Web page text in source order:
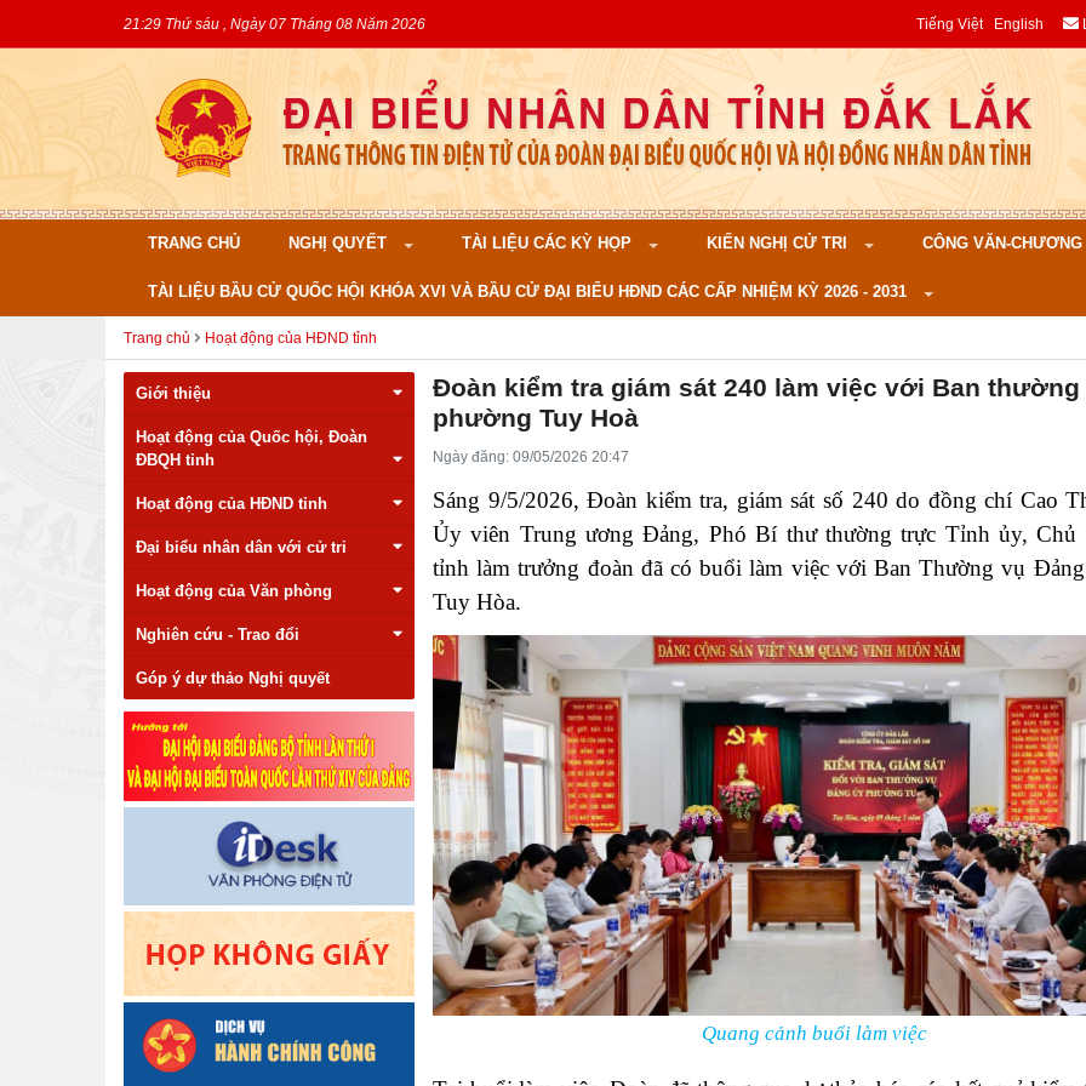
21:29 Thứ sáu , Ngày 07 Tháng 08 Năm 2026 Tiếng Việt English
TRANG CHỦ NGHỊ QUYẾT TÀI LIỆU CÁC KỲ HỌP KIẾN NGHỊ CỬ TRI CÔNG VĂN-
TÀI LIỆU BẦU CỬ QUỐC HỘI KHÓA XVI VÀ BẦU CỬ ĐẠI BIỂU HĐND CÁC CẤP NHIỆM KỲ 2026 - 2031
Trang chủ Hoạt động của HĐND tỉnh
Giới thiệu
Hoạt động của Quốc hội, Đoàn
ĐBQH tỉnh
Hoạt động của HĐND tỉnh
Đại biểu nhân dân với cử tri
Hoạt động của Văn phòng
Nghiên cứu - Trao đổi
Góp ý dự thảo Nghị quyết
Đoàn kiểm tra giám sát 240 làm việc với Ban thường
phường Tuy Hoà
Ngày đăng: 09/05/2026 20:47
Sáng 9/5/2026, Đoàn kiểm tra, giám sát số 240 do đồng chí Cao
Ủy viên Trung ương Đảng, Phó Bí thư thường trực Tỉnh ủy,
tỉnh làm trưởng đoàn đã có buổi làm việc với Ban Thường vụ
Tuy Hòa.
Quang cảnh buổi làm việc